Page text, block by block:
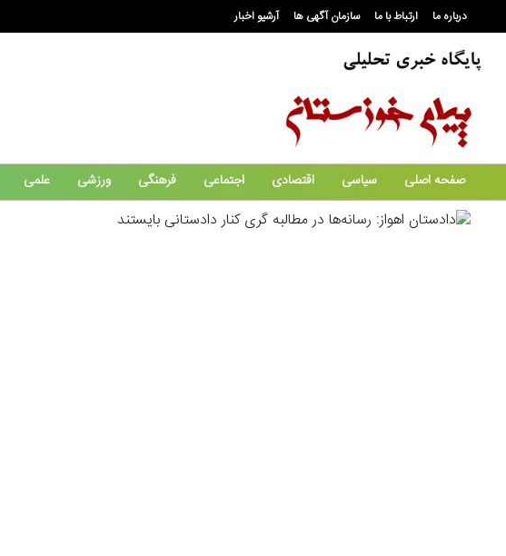
درباره ما ارتباط با ما سازمان آگهی ها آرشیو اخبار
صفحه اصلی سیاسی اقتصادی اجتماعی فرهنگی ورزشی علمی